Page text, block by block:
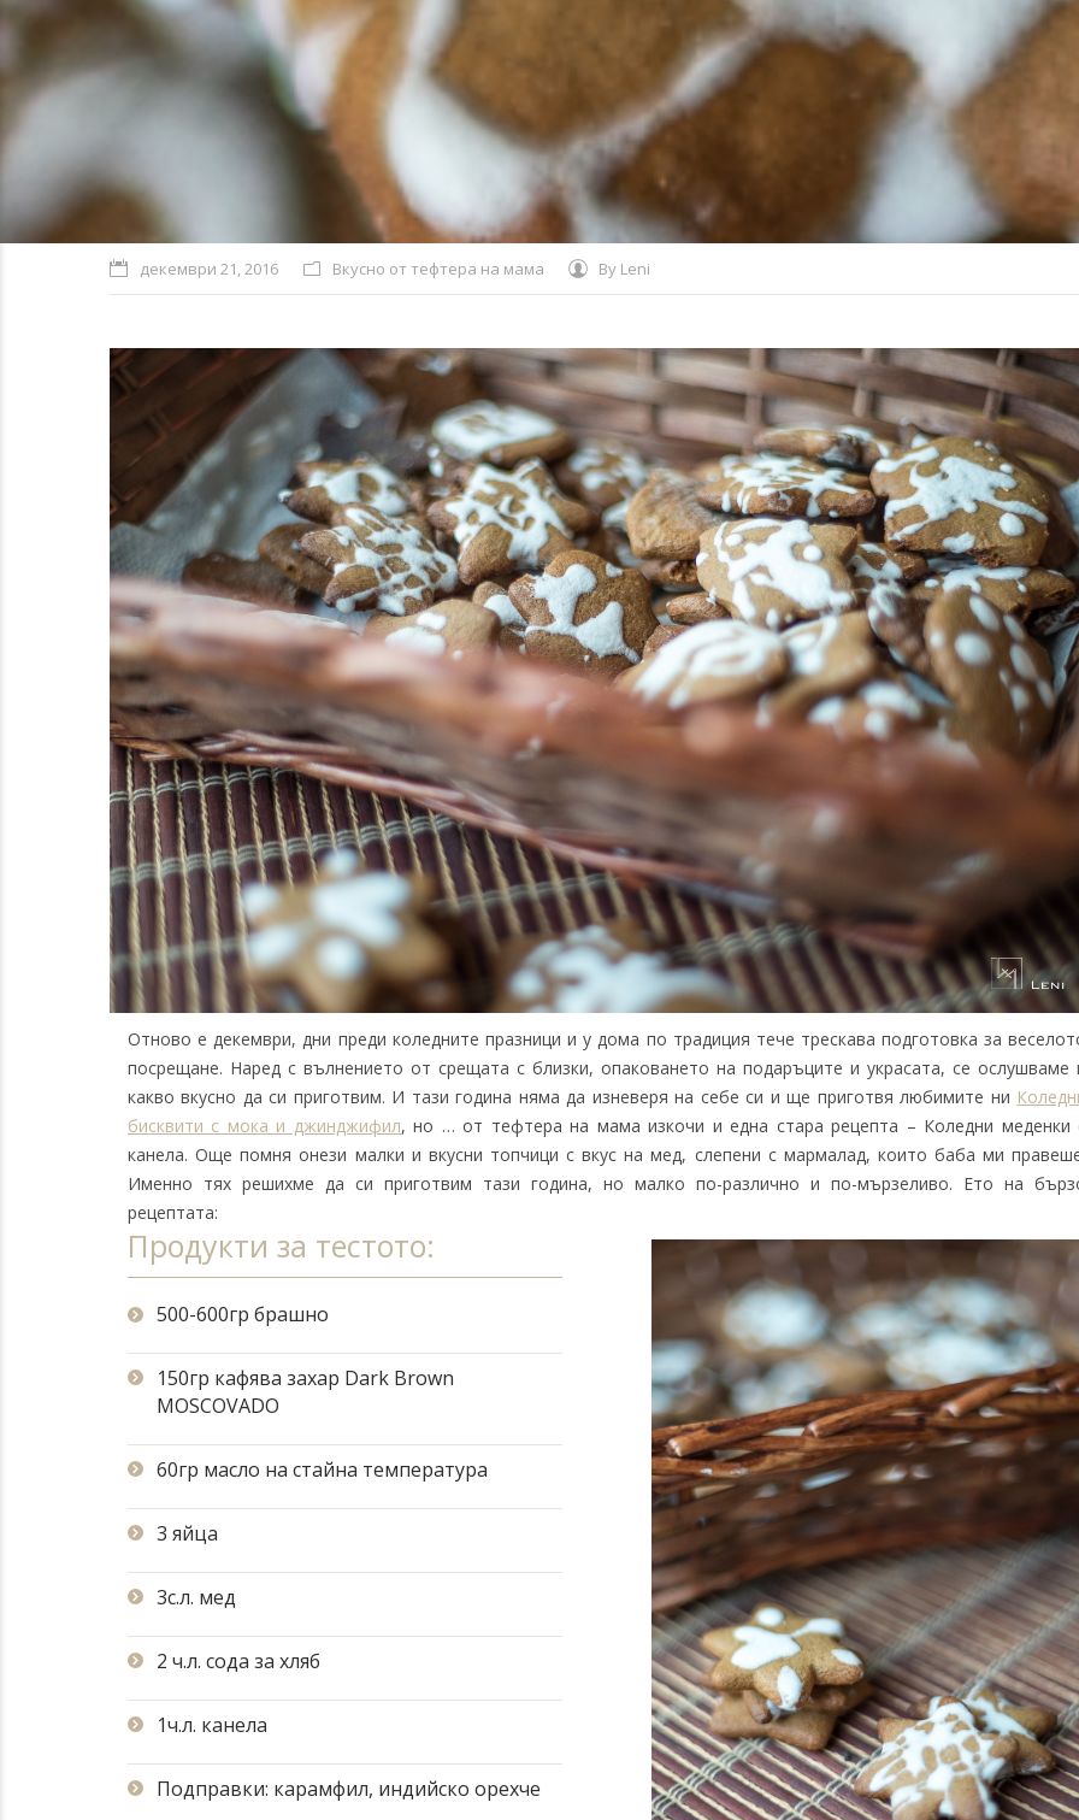
декември 21, 2016 Вкусно от тефтера на мама By Leni
Отново е декември, дни преди коледните празници и у дома по традиция тече трескава подготовка за
посрещане. Наред с вълнението от срещата с близки, опаковането на подаръците и украсата, се ослушваме
какво вкусно да си приготвим. И тази година няма да изневеря на себе си и ще приготвя любимите ни
бисквити с мока и джинджифил, но … от тефтера на мама изкочи и една стара рецепта – Коледни меденки
канела. Още помня онези малки и вкусни топчици с вкус на мед, слепени с мармалад, които баба ми
Именно тях решихме да си приготвим тази година, но малко по-различно и по-мързеливо. Ето на
рецептата:
Продукти за тестото:
500-600гр брашно
150гр кафява захар Dark Brown
MOSCOVADO
60гр масло на стайна температура
3 яйца
3с.л. мед
2 ч.л. сода за хляб
1ч.л. канела
Подправки: карамфил, индийско орехче